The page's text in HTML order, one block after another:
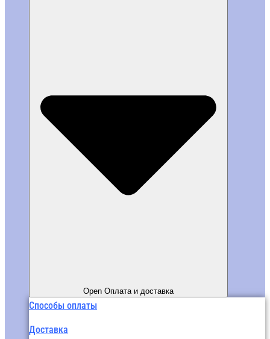
Open Оплата и доставка
Способы оплаты
Доставка